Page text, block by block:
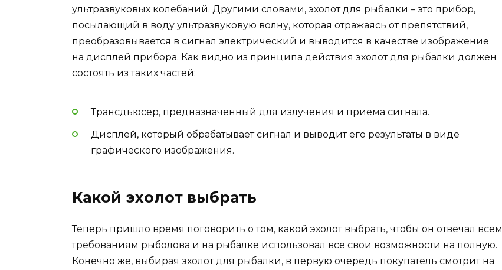
ультразвуковых колебаний. Другими словами, эхолот для рыбалки – это прибор,
посылающий в воду ультразвуковую волну, которая отражаясь от препятствий,
преобразовывается в сигнал электрический и выводится в качестве изображение
на дисплей прибора. Как видно из принципа действия эхолот для рыбалки должен
состоять из таких частей:
Трансдьюсер, предназначенный для излучения и приема сигнала.
Дисплей, который обрабатывает сигнал и выводит его результаты в виде
графического изображения.
Какой эхолот выбрать
Теперь пришло время поговорить о том, какой эхолот выбрать, чтобы он отвечал всем
требованиям рыболова и на рыбалке использовал все свои возможности на полную.
Конечно же, выбирая эхолот для рыбалки, в первую очередь покупатель смотрит на